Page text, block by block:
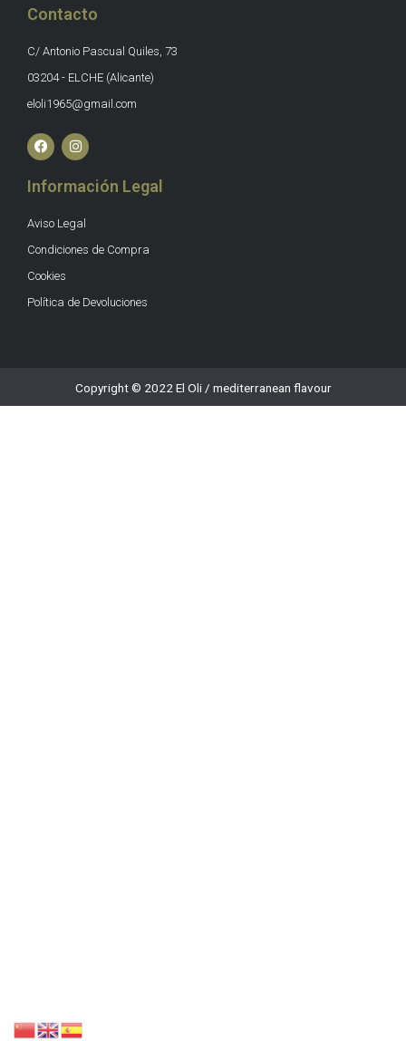
Contacto
C/ Antonio Pascual Quiles, 73
03204 - ELCHE (Alicante)
eloli1965@gmail.com
Información Legal
Aviso Legal
Condiciones de Compra
Cookies
Política de Devoluciones
Copyright © 2022 El Oli / mediterranean flavour